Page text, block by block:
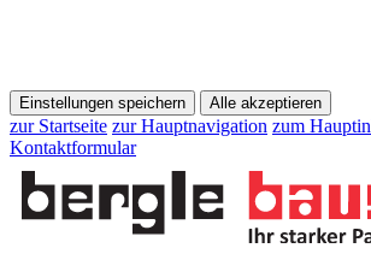
Einstellungen speichern Alle akzeptieren
zur Startseite zur Hauptnavigation zum
Kontaktformular